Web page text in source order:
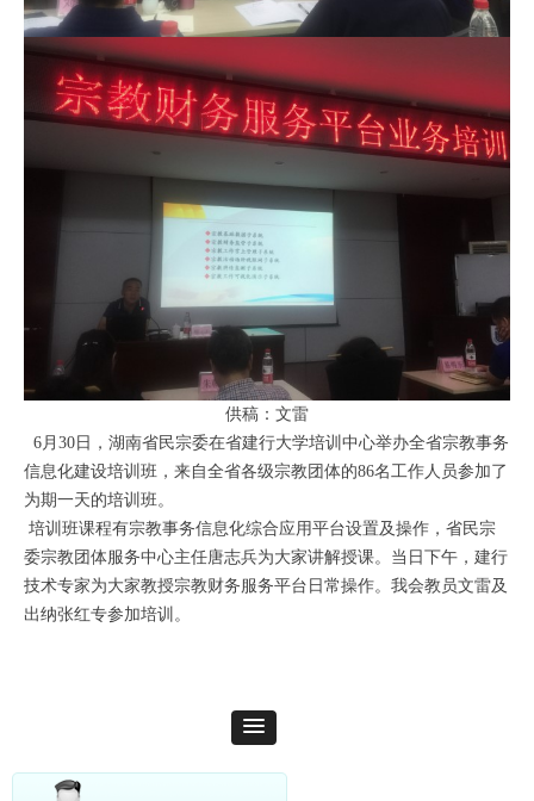
供稿：文雷
6月30日，湖南省民宗委在省建行大学培训中心举办全省宗教事务
信息化建设培训班，来自全省各级宗教团体的86名工作人员参加了
为期一天的培训班。
培训班课程有宗教事务信息化综合应用平台设置及操作，省民宗
委宗教团体服务中心主任唐志兵为大家讲解授课。当日下午，建行
技术专家为大家教授宗教财务服务平台日常操作。我会教员文雷及
出纳张红专参加培训。